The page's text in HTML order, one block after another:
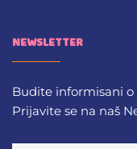
NEWSLETTER
Budite informisani
Prijavite se na naš